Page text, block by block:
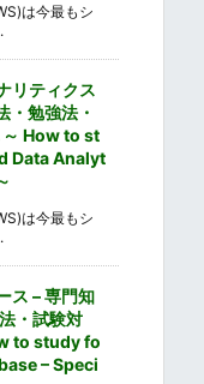
は今最もシ
リティクス
・勉強法・
～ How to st
Data Analyt
は今最もシ
ス – 専門知
・試験対
to study fo
– Speci